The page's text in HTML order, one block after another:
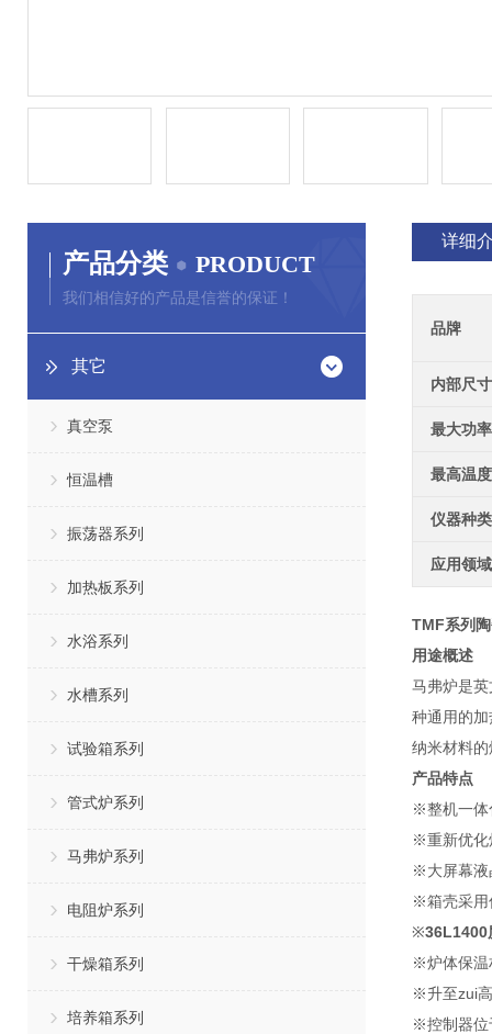
产品分类 PRODUCT
我们相信好的产品是信誉的保证！
其它
真空泵
恒温槽
振荡器系列
加热板系列
水浴系列
水槽系列
试验箱系列
管式炉系列
马弗炉系列
电阻炉系列
干燥箱系列
培养箱系列
详细
品牌
内部尺寸
最大功率
最高温度
仪器种类
应用领域
TMF系列
用途概述
马弗炉是
种通用的
纳米材料
产品特点
※整机一体
※重新优化
※大屏幕液
※箱壳采用
※36L1400
※炉体保温
※升至zui
※控制器位